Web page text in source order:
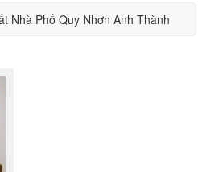
Nhà Phố Quy Nhơn Anh Thành